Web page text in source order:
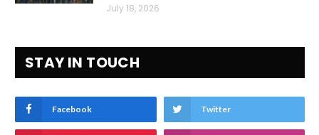
July 18, 2026
STAY IN TOUCH
Facebook Twitter